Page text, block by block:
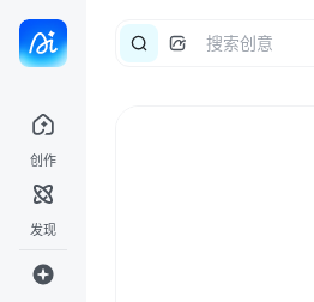
创作
发现